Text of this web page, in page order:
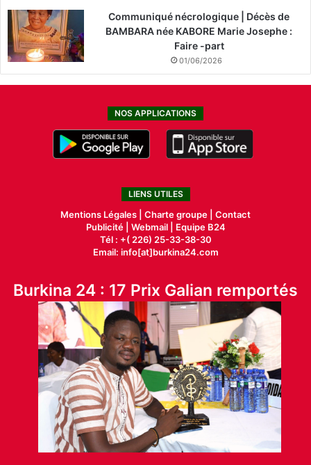
Communiqué nécrologique | Décès de
BAMBARA née KABORE Marie Josephe :
Faire -part
01/06/2026
NOS APPLICATIONS
LIENS UTILES
Mentions Légales | Charte groupe | Contact
Publicité| Webmail |
Equipe B24
Tél : +( 226) 25-33-38-30
Email: info[at]burkina24.com
Burkina 24 : 17 Prix Galian remportés